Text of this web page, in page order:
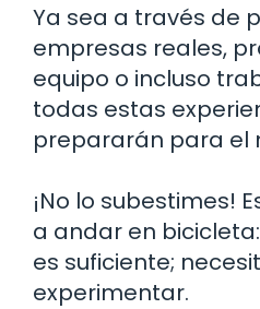
Ya sea a través de
empresas reales,
equipo o incluso
todas estas
prepararán para el
¡No lo subestimes!
a andar en
es suficiente;
experimentar.